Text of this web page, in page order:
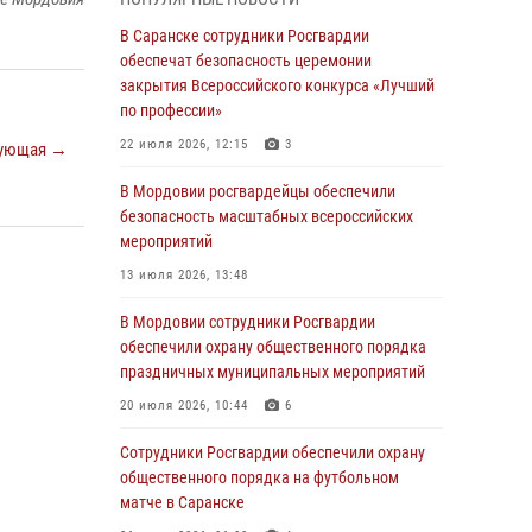
→
В Саранске сотрудники Росгвардии
задержали дебошира, повредившего
имущество в кафе
06 августа 2026, 07:03
В Саранске по обращению жителей
правоохранители отреагировали
незамедлительно
05 августа 2026, 15:04
В Саранске сотрудники Росгвардии
задержали мужчину, подозреваемого в
причинении телесных повреждений супруге
05 августа 2026, 12:34
Росгвардейцы обеспечили общественную
безопасность во время проведения
масштабного праздника в Темникове
В Саранске сотрудники Росгвардии
обеспечат безопасность церемонии
закрытия Всероссийского конкурса «Лучший
по профессии»
22 июля 2026, 12:15 3
В Мордовии росгвардейцы обеспечили
безопасность масштабных всероссийских
мероприятий
13 июля 2026, 13:48
В Мордовии сотрудники Росгвардии
обеспечили охрану общественного порядка
праздничных муниципальных мероприятий
20 июля 2026, 10:44 6
Сотрудники Росгвардии обеспечили охрану
общественного порядка на футбольном
матче в Саранске